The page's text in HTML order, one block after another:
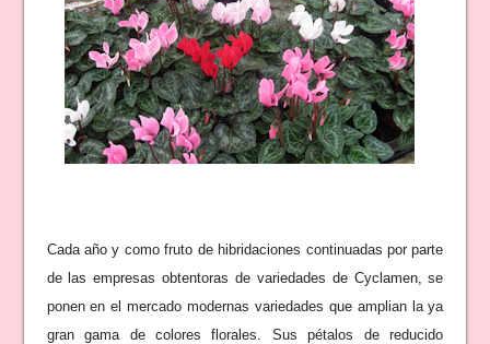
Cada año y como fruto de hibridaciones continuadas por parte
de las empresas obtentoras de variedades de Cyclamen, se
ponen en el mercado modernas variedades que amplian la ya
gran gama de colores florales. Sus pétalos de reducido